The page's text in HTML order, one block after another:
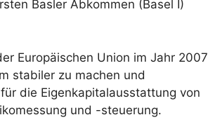
Basler Abkommen (Basel I)
Europäischen Union im Jahr 2007
stabiler zu machen und
die Eigenkapitalausstattung von
und -steuerung.